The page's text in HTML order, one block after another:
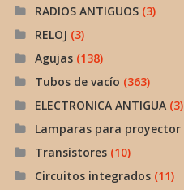
RADIOS ANTIGUOS (3)
RELOJ (3)
Agujas (138)
Tubos de vacío (363)
ELECTRONICA ANTIGUA (3)
Lamparas para proyector
Transistores (10)
Circuitos integrados (11)